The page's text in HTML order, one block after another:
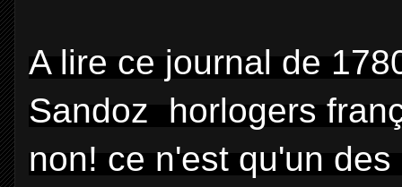
A lire ce journal de
Sandoz horlogers
non! ce n'est qu'un